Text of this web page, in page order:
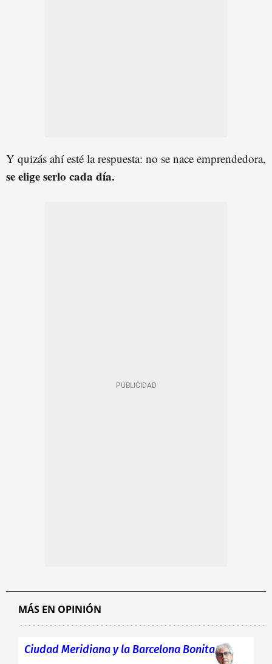
Y quizás ahí esté la respuesta: no se nace emprendedora,
se elige serlo cada día.
MÁS EN OPINIÓN
Ciudad Meridiana y la Barcelona Bonita